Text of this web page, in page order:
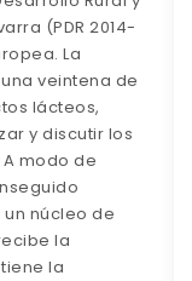
(PDR 2014-
La
veintena de
lácteos,
y discutir los
modo de
un núcleo de
la
la